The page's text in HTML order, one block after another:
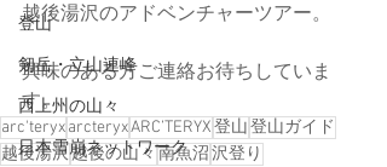
登山
剱岳・立山連峰
西上州の山々
日本雪崩ネットワーク
越後湯沢のアドベンチャーツアー。
興味のある方ご連絡お待ちしていま
す。
arc'teryxarcteryxARC’TERYX登山登山ガイド
越後湯沢越後の山々南魚沼沢登り